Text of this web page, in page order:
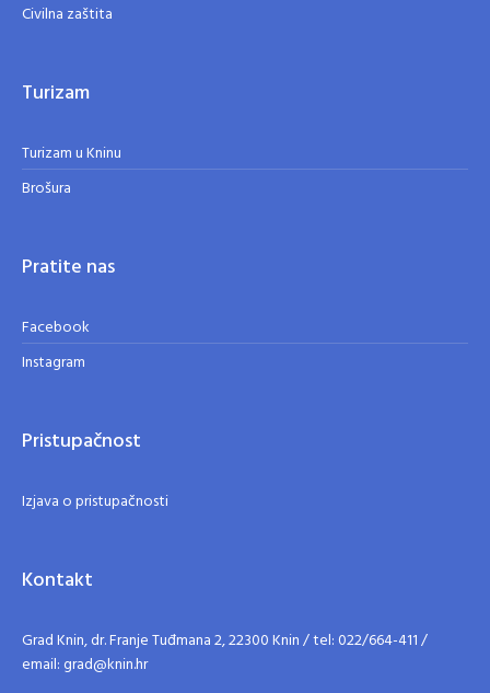
Civilna zaštita
Turizam
Turizam u Kninu
Brošura
Pratite nas
Facebook
Instagram
Pristupačnost
Izjava o pristupačnosti
Kontakt
Grad Knin, dr. Franje Tuđmana 2, 22300 Knin / tel: 022/664-411 /
email: grad@knin.hr